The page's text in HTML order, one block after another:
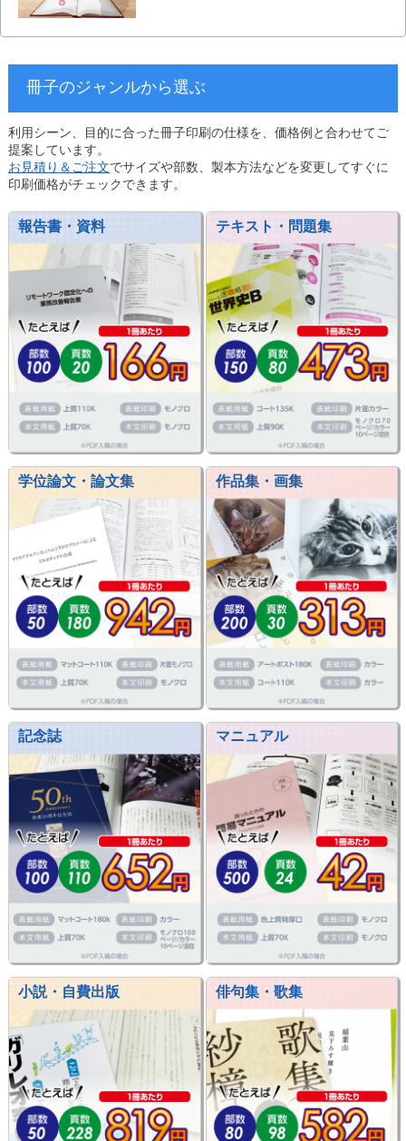
冊子のジャンルから選ぶ
利用シーン、目的に合った冊子印刷の仕様を、価格例と合わせてご
提案しています。
お見積り＆ご注文でサイズや部数、製本方法などを変更してすぐに
印刷価格がチェックできます。
報告書・資料 テキスト・問題集
学位論文・論文集 作品集・画集
記念誌 マニュアル
小説・自費出版 俳句集・歌集